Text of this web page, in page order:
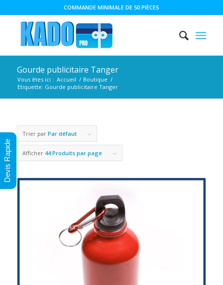
COMMANDE MINIMALE DE 50 PIÈCES
Gourde publicitaire Tanger
Vous êtes ici : Accueil / Boutique /
Etiquette: Gourde publicitaire Tanger
Trier par Par défaut
Afficher 44 Produits par page
Devis Rapide